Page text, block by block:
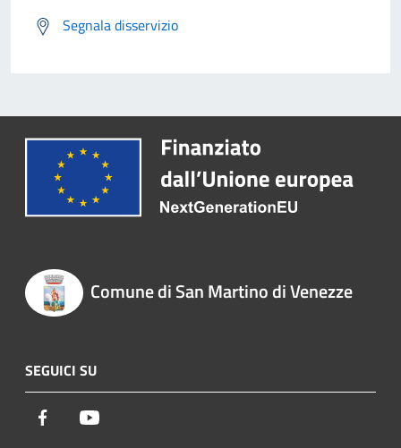
Segnala disservizio
Comune di San Martino di Venezze
SEGUICI SU
Facebook